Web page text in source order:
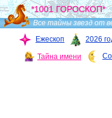
*1001 ГОРОСКОП*
Все тайны звезд от
Ежескоп
2026
Тайна имени